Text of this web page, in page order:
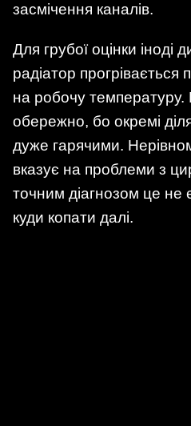
засмічення каналів.
Для грубої оцінки іноді
радіатор прогрівається
на робочу
обережно, бо окремі
дуже гарячими.
вказує на проблеми з
точним діагнозом це
куди копати далі.